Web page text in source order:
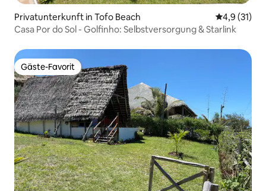
Privatunterkunft in Tofo Beach
4,9 (31)
Casa Por do Sol - Golfinho: Selbstversorgung & Starlink
Gäste-Favorit
Gäste-Favorit